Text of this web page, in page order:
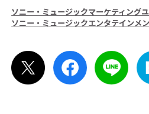
ソニー・ミュージックマーケティング
ソニー・ミュージックエンタテインメ